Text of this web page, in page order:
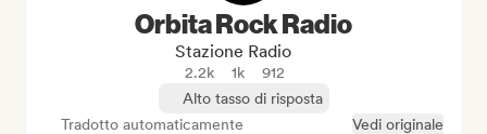
Orbita Rock Radio
Stazione Radio
2.2k 1k
912
Alto tasso di risposta
Tradotto automaticamente
Vedi originale